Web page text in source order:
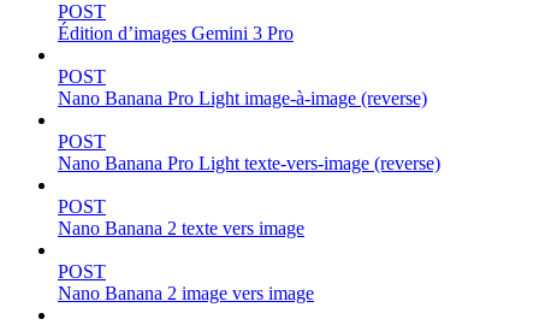
POST
Édition d’images Gemini 3 Pro
POST
Nano Banana Pro Light image-à-image (reverse)
POST
Nano Banana Pro Light texte-vers-image (reverse)
POST
Nano Banana 2 texte vers image
POST
Nano Banana 2 image vers image